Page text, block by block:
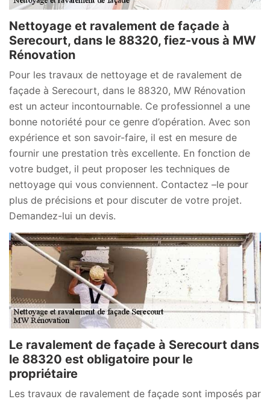
Nettoyage et ravalement de façade à
Serecourt, dans le 88320, fiez-vous à MW
Rénovation
Pour les travaux de nettoyage et de ravalement de
façade à Serecourt, dans le 88320, MW Rénovation
est un acteur incontournable. Ce professionnel a une
bonne notoriété pour ce genre d’opération. Avec son
expérience et son savoir-faire, il est en mesure de
fournir une prestation très excellente. En fonction de
votre budget, il peut proposer les techniques de
nettoyage qui vous conviennent. Contactez –le pour
plus de précisions et pour discuter de votre projet.
Demandez-lui un devis.
Le ravalement de façade à Serecourt dans
le 88320 est obligatoire pour le
propriétaire
Les travaux de ravalement de façade sont imposés par